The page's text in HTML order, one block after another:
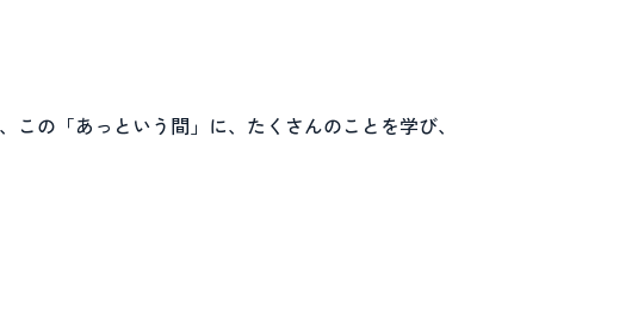
の「あっという間」に、たくさんのことを学び、